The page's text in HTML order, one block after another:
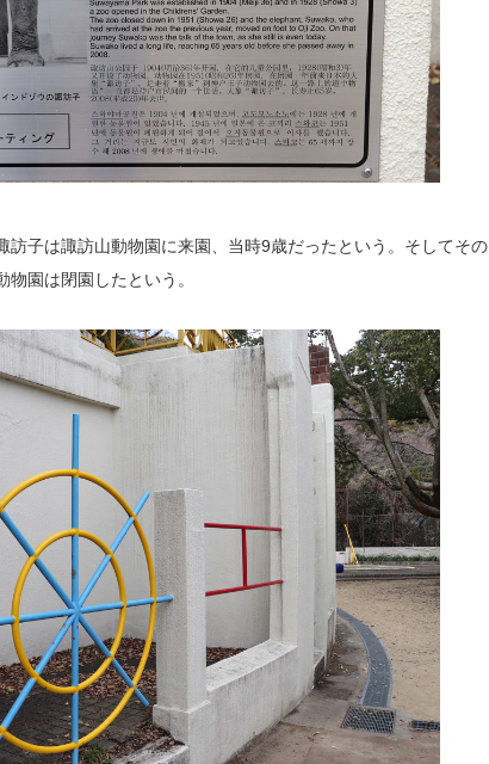
訪子は諏訪山動物園に来園、当時9歳だったという。そしてその
園は閉園したという。